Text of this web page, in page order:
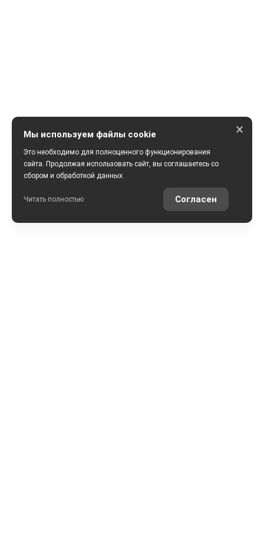
ПОЛУЧИТЬ КОНСУЛЬТАЦИЮ
Мы используем файлы cookie
Это необходимо для полноценного функционирования
сайта. Продолжая использовать сайт, вы соглашаетесь со
сбором и обработкой данных.
Читать полностью Согласен
×